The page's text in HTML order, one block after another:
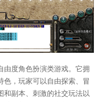
由度角色扮演类游戏。它拥
色，玩家可以自由探索、冒
和副本、刺激的社交玩法以